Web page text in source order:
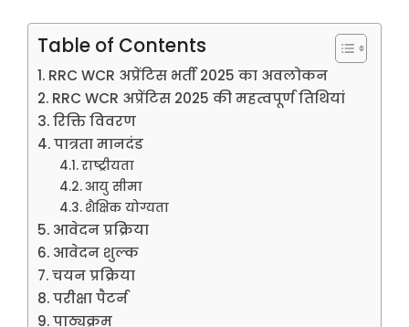
Table of Contents
RRC WCR अप्रेंटिस भर्ती 2025 का अवलोकन
RRC WCR अप्रेंटिस 2025 की महत्वपूर्ण तिथियां
रिक्ति विवरण
पात्रता मानदंड
राष्ट्रीयता
आयु सीमा
शैक्षिक योग्यता
आवेदन प्रक्रिया
आवेदन शुल्क
चयन प्रक्रिया
परीक्षा पैटर्न
पाठ्यक्रम